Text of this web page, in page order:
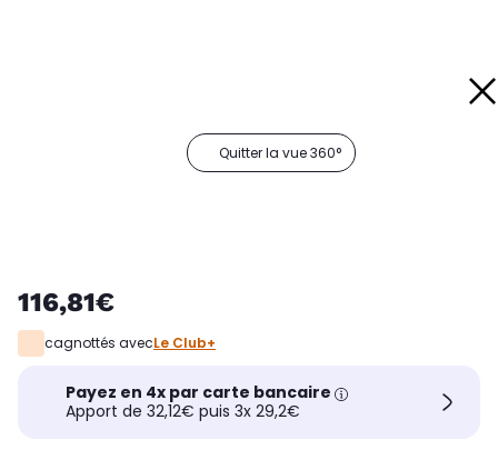
Quitter la vue 360°
116,81€
cagnottés avecLe Club+
Payez en 4x par carte bancaire
Apport de 32,12€ puis 3x 29,2€